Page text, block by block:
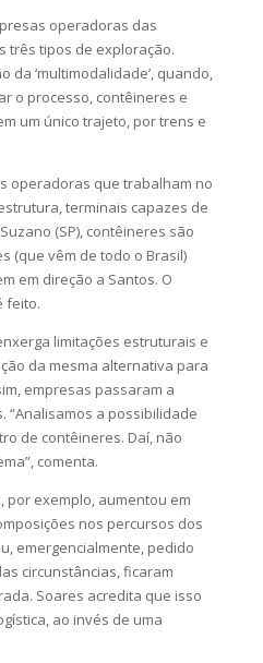
operadoras das
três tipos de exploração.
da ‘multimodalidade’, quando,
o processo, contêineres e
um único trajeto, por trens e
operadoras que trabalham no
terminais capazes de
(SP), contêineres são
(que vêm de todo o Brasil)
em direção a Santos. O
feito.
limitações estruturais e
da mesma alternativa para
empresas passaram a
“Analisamos a possibilidade
de contêineres. Daí, não
comenta.
exemplo, aumentou em
nos percursos dos
emergencialmente, pedido
circunstâncias, ficaram
Soares acredita que isso
ao invés de uma